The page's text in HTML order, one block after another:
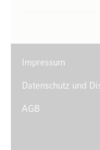
Impressum
Datenschutz und
AGB